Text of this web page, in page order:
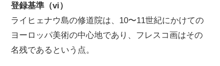
登録基準（vi）
ライヒェナウ島の修道院は、10〜11世紀にかけての
ヨーロッパ美術の中心地であり、フレスコ画はその
名残であるという点。